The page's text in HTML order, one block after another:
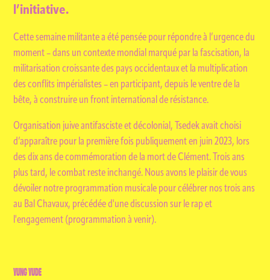
l’initiative.
Cette semaine militante a été pensée pour répondre à l’urgence du
moment – dans un contexte mondial marqué par la fascisation, la
militarisation croissante des pays occidentaux et la multiplication
des conflits impérialistes – en participant, depuis le ventre de la
bête, à construire un front international de résistance.
Organisation juive antifasciste et décolonial, Tsedek avait choisi
d’apparaître pour la première fois publiquement en juin 2023, lors
des dix ans de commémoration de la mort de Clément. Trois ans
plus tard, le combat reste inchangé. Nous avons le plaisir de vous
dévoiler notre programmation musicale pour célébrer nos trois ans
au Bal Chavaux, précédée d'une discussion sur le rap et
l'engagement (programmation à venir).
YUNG YUDE